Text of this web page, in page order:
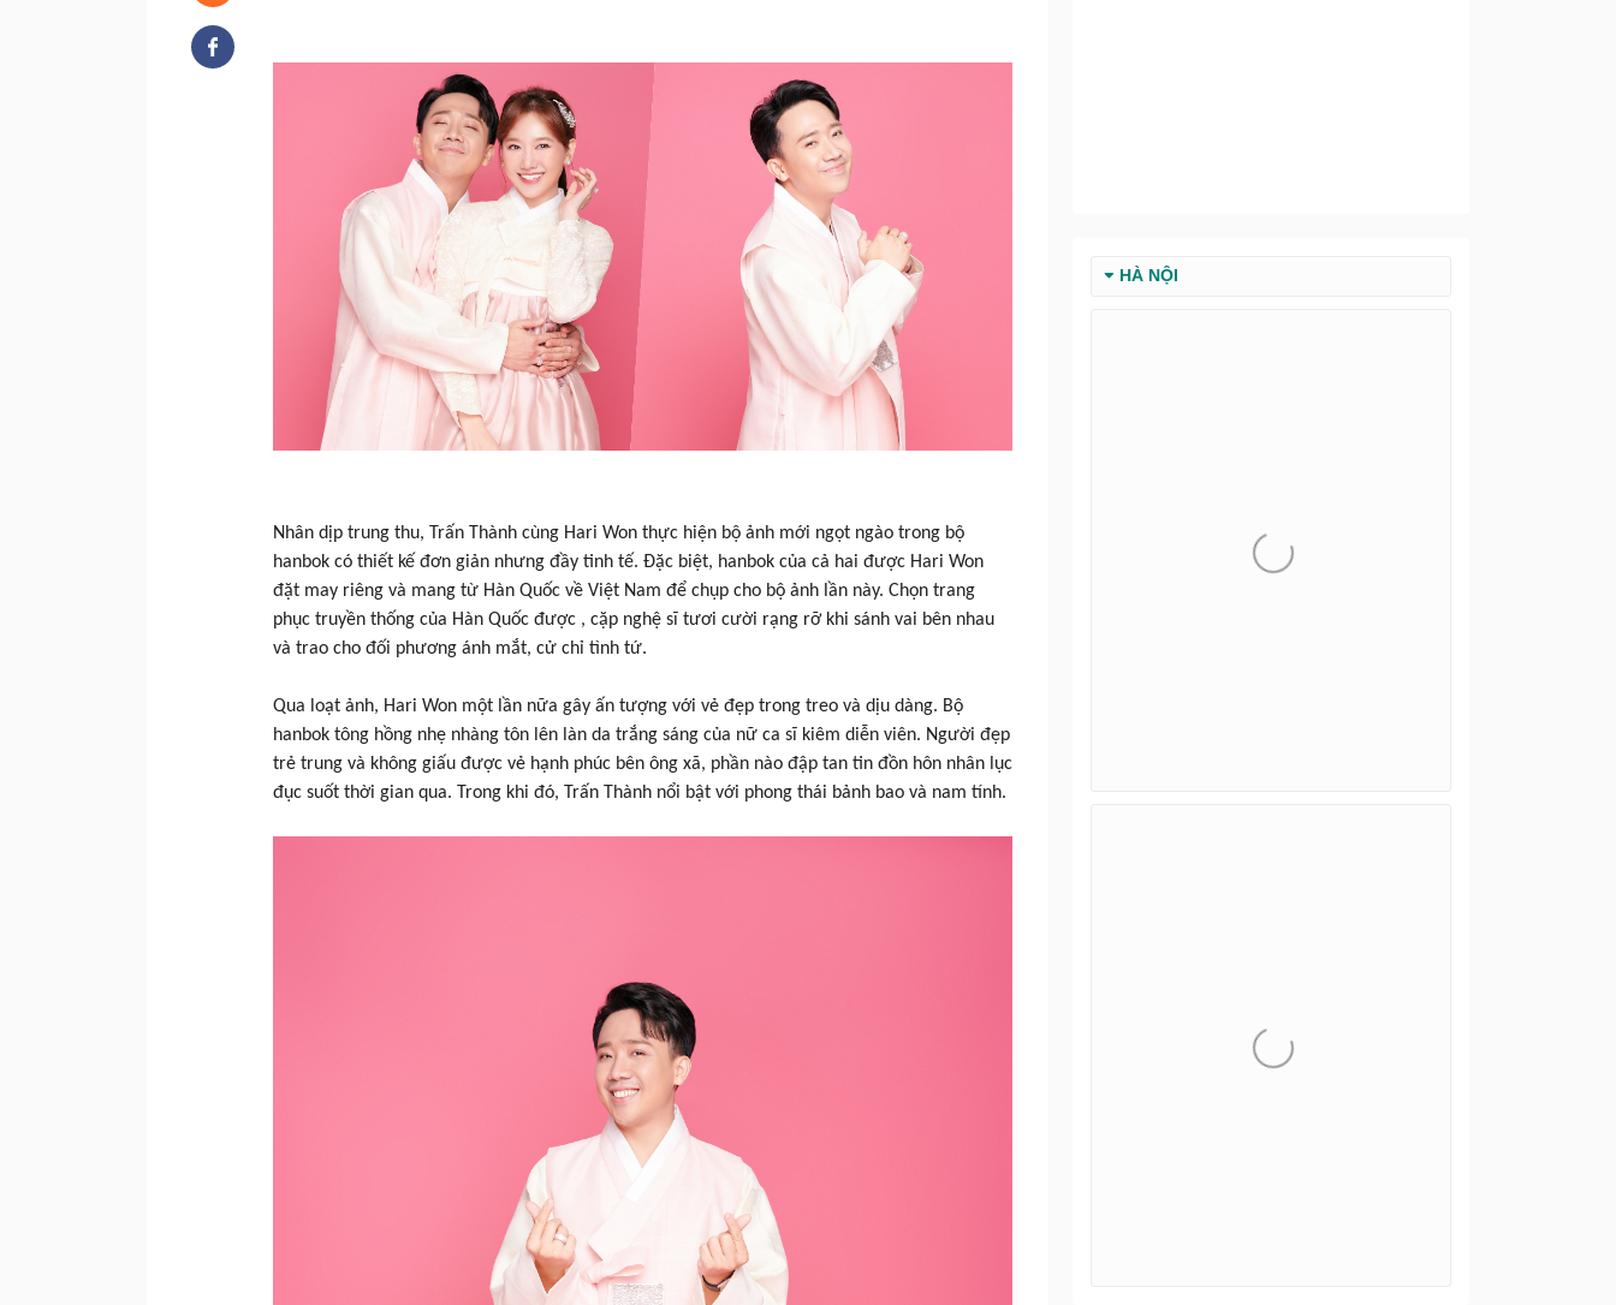
Nhân dịp trung thu, Trấn Thành cùng Hari Won thực hiện bộ ảnh mới ngọt ngào trong bộ
hanbok có thiết kế đơn giản nhưng đầy tinh tế. Đặc biệt, hanbok của cả hai được Hari Won
đặt may riêng và mang từ Hàn Quốc về Việt Nam để chụp cho bộ ảnh lần này. Chọn trang
phục truyền thống của Hàn Quốc được , cặp nghệ sĩ tươi cười rạng rỡ khi sánh vai bên nhau
và trao cho đối phương ánh mắt, cử chỉ tình tứ.
Qua loạt ảnh, Hari Won một lần nữa gây ấn tượng với vẻ đẹp trong treo và dịu dàng. Bộ
hanbok tông hồng nhẹ nhàng tôn lên làn da trắng sáng của nữ ca sĩ kiêm diễn viên. Người đẹp
trẻ trung và không giấu được vẻ hạnh phúc bên ông xã, phần nào đập tan tin đồn hôn nhân lục
đục suốt thời gian qua. Trong khi đó, Trấn Thành nổi bật với phong thái bảnh bao và nam tính.
HÀ NỘI